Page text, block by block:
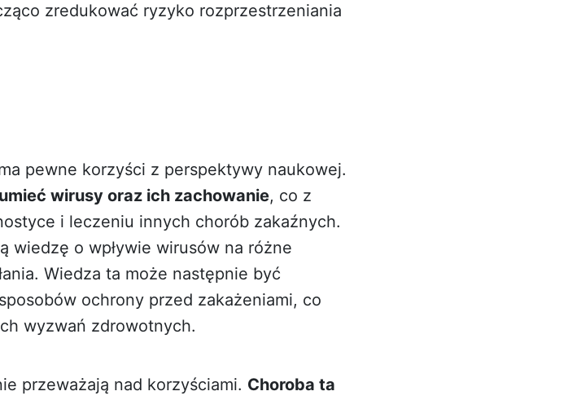
zredukować ryzyko rozprzestrzeniania
pewne korzyści z perspektywy naukowej.
wirusy oraz ich zachowanie, co z
i leczeniu innych chorób zakaźnych.
wiedzę o wpływie wirusów na różne
Wiedza ta może następnie być
ochrony przed zakażeniami, co
wyzwań zdrowotnych.
przeważają nad korzyściami. Choroba ta